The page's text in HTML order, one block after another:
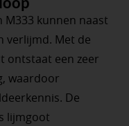
M333 kunnen naast
verlijmd. Met de
ontstaat een zeer
waardoor
De
lijmgoot